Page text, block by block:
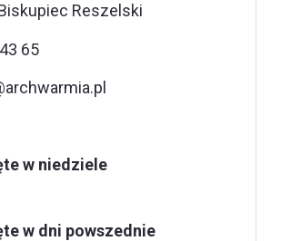
Reszelski
65
w niedziele
w dni powszednie